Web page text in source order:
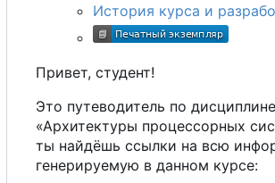
История курса и
Привет, студент!
Это путеводитель по дисциплине
«Архитектуры процессорных
ты найдёшь ссылки на всю
генерируемую в данном курсе: